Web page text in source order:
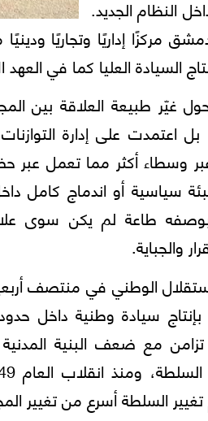
النظام الجديد.
مركزًا إداريًا وتجاريًا
السيادة العليا كما في
غيّر طبيعة العلاقة بين
اعتمدت على إدارة
وسطاء أكثر مما تعمل عبر
سياسية أو اندماج كامل
طاعة لم يكن سوى
والجباية.
الوطني في منتصف
بإنتاج سيادة وطنية داخل
تزامن مع ضعف البنية
السلطة أسرع من تغيير